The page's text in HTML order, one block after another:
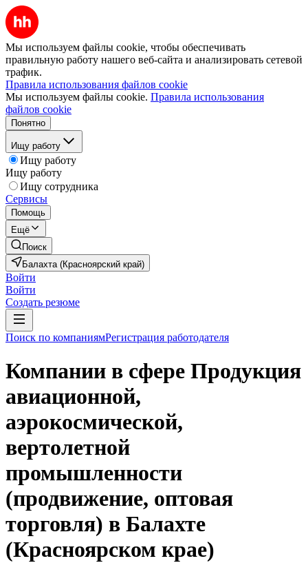
Мы используем файлы cookie, чтобы обеспечивать
правильную работу нашего веб-сайта и анализировать сетевой
трафик.
Правила использования файлов cookie
Мы используем файлы cookie. Правила использования
файлов cookie
Понятно
Ищу работу
Ищу работу
Ищу работу
Ищу сотрудника
Сервисы
Помощь
Ещё
Поиск
Балахта (Красноярский край)
Войти
Войти
Создать резюме
Поиск по компаниямРегистрация работодателя
Компании в сфере Продукция
авиационной,
аэрокосмической,
вертолетной
промышленности
(продвижение, оптовая
торговля) в Балахте
(Красноярском крае)